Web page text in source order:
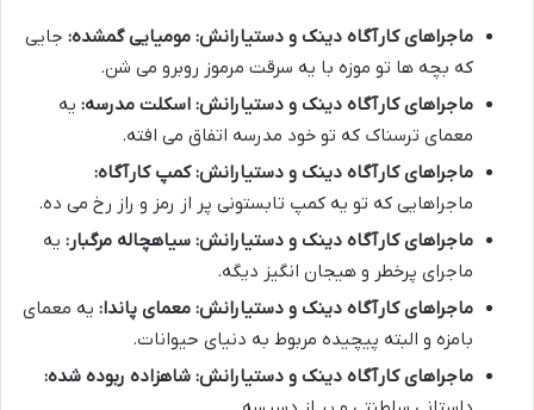
ماجراهای کارآگاه دینک و دستیارانش: مومیایی گمشده: جایی
که بچه ها تو موزه با یه سرقت مرموز روبرو می شن.
ماجراهای کارآگاه دینک و دستیارانش: اسکلت مدرسه: یه
معمای ترسناک که تو خود مدرسه اتفاق می افته.
ماجراهای کارآگاه دینک و دستیارانش: کمپ کارآگاه:
ماجراهایی که تو یه کمپ تابستونی پر از رمز و راز رخ می ده.
ماجراهای کارآگاه دینک و دستیارانش: سیاهچاله مرگبار: یه
ماجرای پرخطر و هیجان انگیز دیگه.
ماجراهای کارآگاه دینک و دستیارانش: معمای پاندا: یه معمای
بامزه و البته پیچیده مربوط به دنیای حیوانات.
ماجراهای کارآگاه دینک و دستیارانش: شاهزاده ربوده شده: